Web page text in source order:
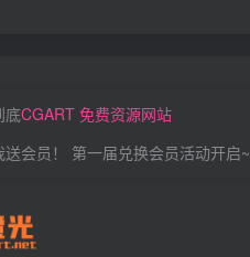
底CGART 免费资源网站
会员！ 第一届兑换会员活动开启~